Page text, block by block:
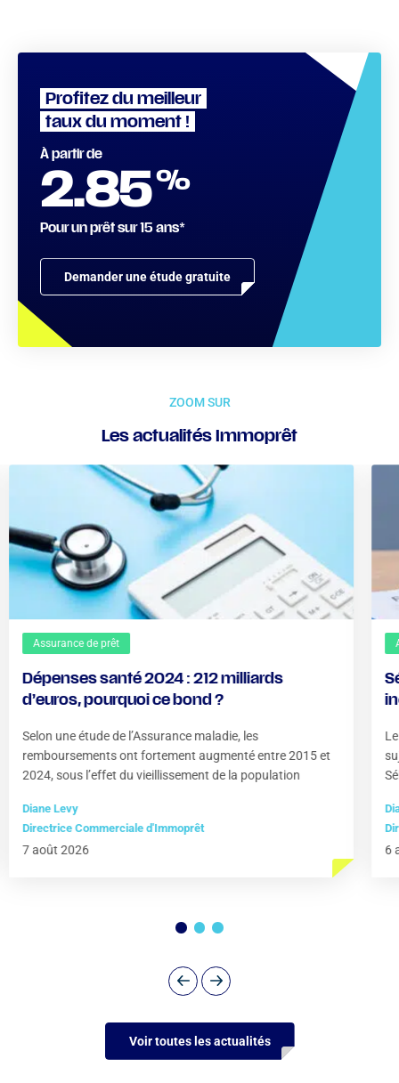
Profitez du meilleur
taux du moment !
Demander une étude gratuite
À partir de
2.85%
Pour un prêt sur 15 ans*
ZOOM SUR
Les actualités Immoprêt
Assurance de prêt
Dépenses santé 2024 : 212 milliards
d’euros, pourquoi ce bond ?
Selon une étude de l’Assurance maladie, les
remboursements ont fortement augmenté entre 2015 et
2024, sous l’effet du vieillissement de la population
Diane Levy
Directrice Commerciale d'Immoprêt
7 août 2026 6
Voir toutes les actualités